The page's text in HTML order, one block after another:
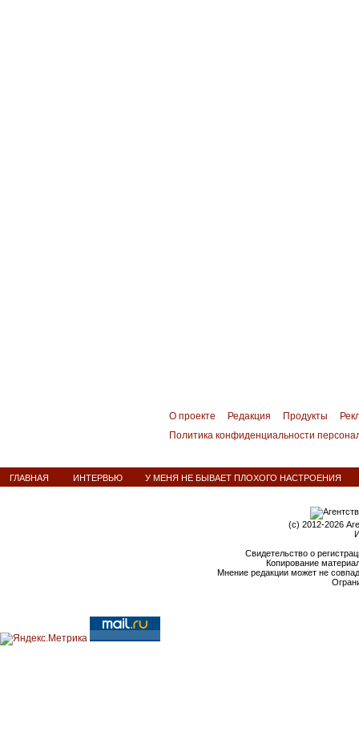
О проекте Редакция Продукты
Политика конфиденциальности
ГЛАВНАЯ ИНТЕРВЬЮ У МЕНЯ НЕ БЫВАЕТ ПЛОХОГО НАСТРОЕНИЯ
(c) 2012-2026
Свидетельство о
Копирование
Мнение редакции может не